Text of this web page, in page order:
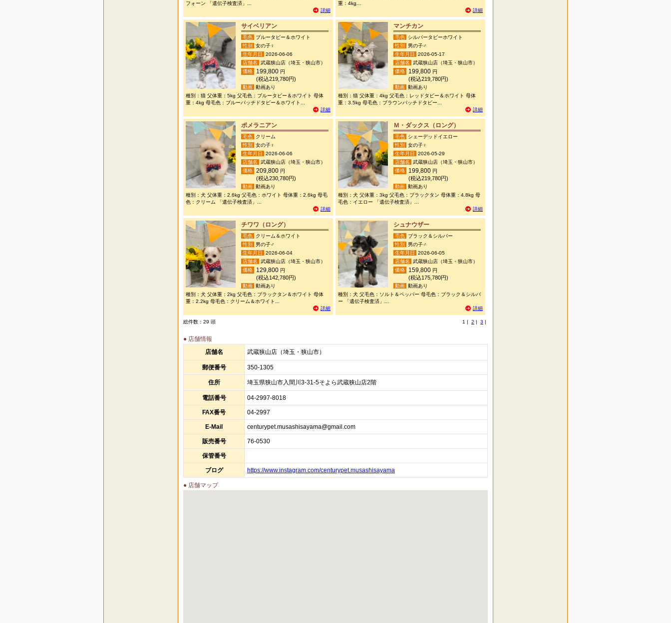
フォーン 「遺伝子検査済」...
詳細
重：4kg...
詳細
サイベリアン
毛色
ブルータビー＆ホワイト
性別
女の子♀
生年月日
2026-06-06
店舗名
武蔵狭山店（埼玉・狭山市）
価格
199,800 円
(税込219,780円)
動画
動画あり
種別：猫 父体重：5kg 父毛色：ブルータビー＆ホワイト 母体
重：4kg 母毛色：ブルーパッチドタビー＆ホワイト...
詳細
マンチカン
毛色
シルバータビーホワイト
性別
男の子♂
生年月日
2026-05-17
店舗名
武蔵狭山店（埼玉・狭山市）
価格
199,800 円
(税込219,780円)
動画
動画あり
種別：猫 父体重：4kg 父毛色：レッドタビー＆ホワイト 母体
重：3.5kg 母毛色：ブラウンパッチドタビー...
詳細
ポメラニアン
毛色
クリーム
性別
女の子♀
生年月日
2026-06-06
店舗名
武蔵狭山店（埼玉・狭山市）
価格
209,800 円
(税込230,780円)
動画
動画あり
種別：犬 父体重：2.6kg 父毛色：ホワイト 母体重：2.6kg 母毛
色：クリーム 「遺伝子検査済」...
詳細
Ｍ・ダックス（ロング）
毛色
シェーデッドイエロー
性別
女の子♀
生年月日
2026-05-29
店舗名
武蔵狭山店（埼玉・狭山市）
価格
199,800 円
(税込219,780円)
動画
動画あり
種別：犬 父体重：3kg 父毛色：ブラックタン 母体重：4.8kg 母
毛色：イエロー 「遺伝子検査済」...
詳細
チワワ（ロング）
毛色
クリーム＆ホワイト
性別
男の子♂
生年月日
2026-06-04
店舗名
武蔵狭山店（埼玉・狭山市）
価格
129,800 円
(税込142,780円)
動画
動画あり
種別：犬 父体重：2kg 父毛色：ブラックタン＆ホワイト 母体
重：2.2kg 母毛色：クリーム＆ホワイト...
詳細
シュナウザー
毛色
ブラック＆シルバー
性別
男の子♂
生年月日
2026-06-05
店舗名
武蔵狭山店（埼玉・狭山市）
価格
159,800 円
(税込175,780円)
動画
動画あり
種別：犬 父毛色：ソルト＆ペッパー 母毛色：ブラック＆シルバ
ー 「遺伝子検査済」...
詳細
総件数：29 頭 1 2 3
● 店舗情報
店舗名
武蔵狭山店（埼玉・狭山市）
郵便番号 350-1305
住所 埼玉県狭山市入間川3-31-5そよら武蔵狭山店2階
電話番号 04-2997-8018
FAX番号 04-2997
E-Mail centurypet.musashisayama@gmail.com
販売番号 76-0530
保管番号
ブログ https://www.instagram.com/centurypet.musashisayama
● 店舗マップ